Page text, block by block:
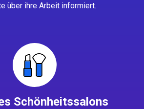
über ihre Arbeit informiert.
Schönheitssalons